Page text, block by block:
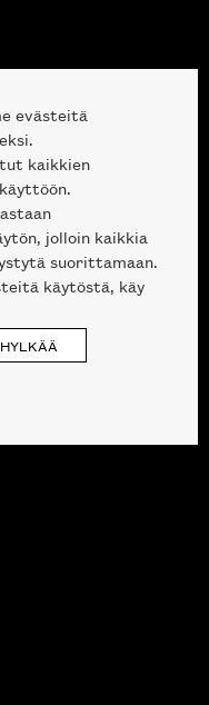
evästeitä
kaikkien
jolloin kaikkia
suorittamaan.
käytöstä, käy
HYLKÄÄ